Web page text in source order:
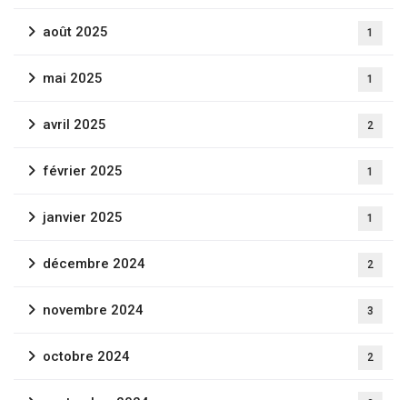
août 2025 1
mai 2025 1
avril 2025 2
février 2025 1
janvier 2025 1
décembre 2024 2
novembre 2024 3
octobre 2024 2
Newsletter
Inscrivez-vous pour recevoir les dernières
directement dans votre boîte de réception.